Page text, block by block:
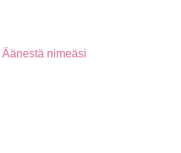
Äänestä nimeäsi